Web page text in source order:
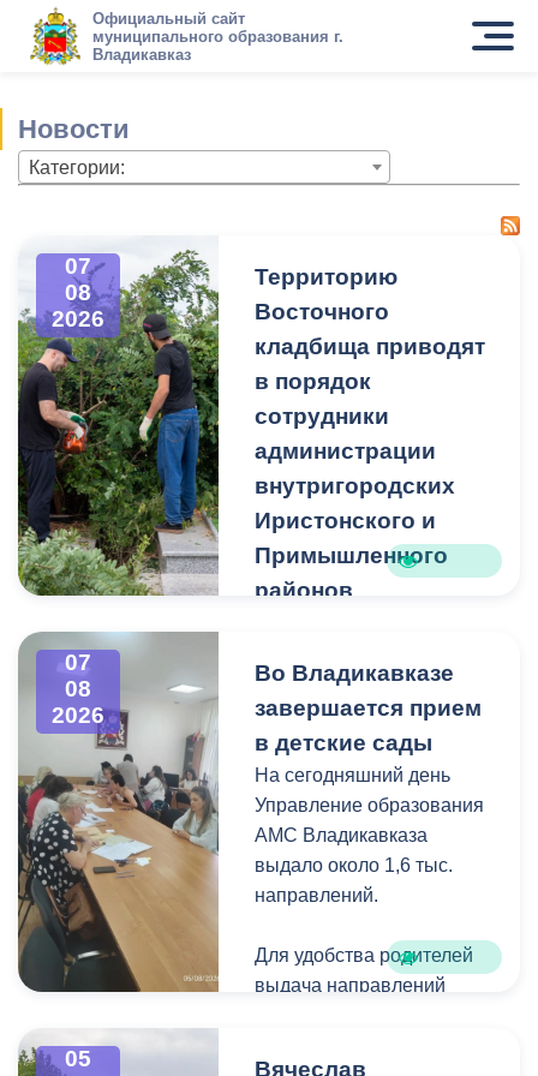
Официальный сайт
муниципального образования г.
Владикавказ
Новости
Категории:
07
08
2026
Территорию
Восточного
кладбища приводят
в порядок
сотрудники
администрации
внутригородских
Иристонского и
Примышленного
районов
загущения территории
дикорастущими
деревьями,
муниципальные служащие
с утра косят, пилят
поросль между
захоронениями и
собирают скошенную
07
08
2026
Во Владикавказе
завершается прием
в детские сады
На сегодняшний день
Управление образования
АМС Владикавказа
выдало около 1,6 тыс.
направлений.
Для удобства родителей
выдача направлений
05
Вячеслав